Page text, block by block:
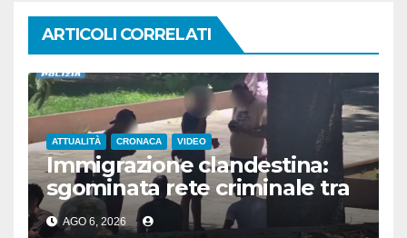
ARTICOLI CORRELATI
ATTUALITÀ CRONACA VIDEO
Immigrazione clandestina:
sgominata rete criminale tra
Algeria, Italia e Francia
AGO 6, 2026